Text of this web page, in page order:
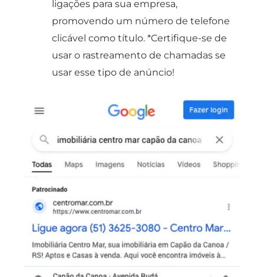
ligações para sua empresa,
promovendo um número de telefone
clicável como título. *Certifique-se de
usar o rastreamento de chamadas se
usar esse tipo de anúncio!